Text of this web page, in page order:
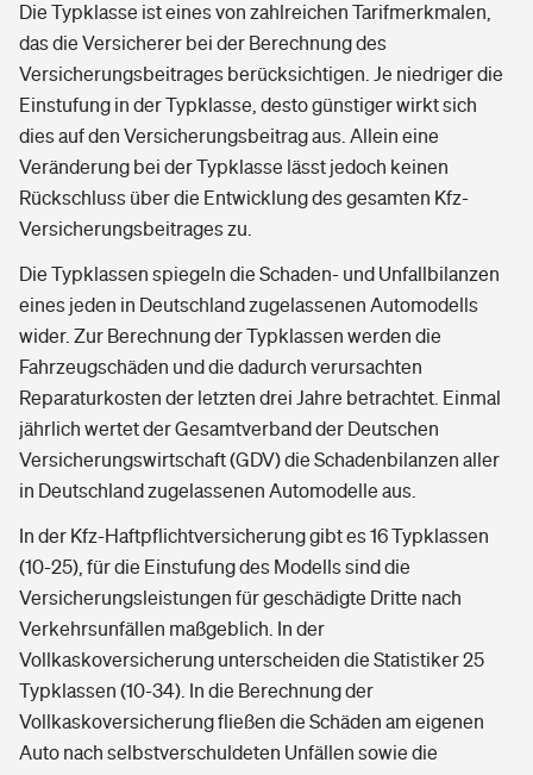
Die Typklasse ist eines von zahlreichen Tarifmerkmalen,
das die Versicherer bei der Berechnung des
Versicherungsbeitrages berücksichtigen. Je niedriger die
Einstufung in der Typklasse, desto günstiger wirkt sich
dies auf den Versicherungsbeitrag aus. Allein eine
Veränderung bei der Typklasse lässt jedoch keinen
Rückschluss über die Entwicklung des gesamten Kfz-
Versicherungsbeitrages zu.
Die Typklassen spiegeln die Schaden- und Unfallbilanzen
eines jeden in Deutschland zugelassenen Automodells
wider. Zur Berechnung der Typklassen werden die
Fahrzeugschäden und die dadurch verursachten
Reparaturkosten der letzten drei Jahre betrachtet. Einmal
jährlich wertet der Gesamtverband der Deutschen
Versicherungswirtschaft (GDV) die Schadenbilanzen aller
in Deutschland zugelassenen Automodelle aus.
In der Kfz-Haftpflichtversicherung gibt es 16 Typklassen
(10-25), für die Einstufung des Modells sind die
Versicherungsleistungen für geschädigte Dritte nach
Verkehrsunfällen maßgeblich. In der
Vollkaskoversicherung unterscheiden die Statistiker 25
Typklassen (10-34). In die Berechnung der
Vollkaskoversicherung fließen die Schäden am eigenen
Auto nach selbstverschuldeten Unfällen sowie die